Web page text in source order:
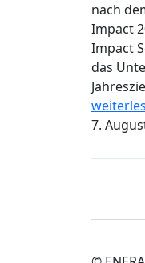
nach
Impact
Impact
das
7.